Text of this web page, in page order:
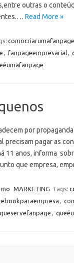
outras o
Read More »
comocriarumafanpage
, fanpageempresarial,
por
precisam pagar as
11 anos, informa
que empresa,
MARKETING Tags:
,
,